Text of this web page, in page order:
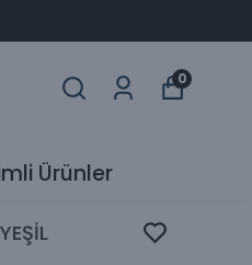
Ürünler
0